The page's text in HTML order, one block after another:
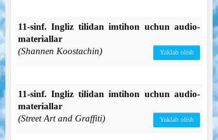
11-sinf. Ingliz tilidan imtihon uchun audio-
materiallar
(Shannen Koostachin)
Yuklab olish
11-sinf. Ingliz tilidan imtihon uchun audio-
materiallar
(Street Art and Graffiti)
Yuklab olish